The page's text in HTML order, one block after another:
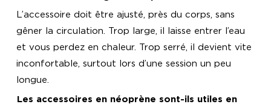
L’accessoire doit être ajusté, près du corps, sans
gêner la circulation. Trop large, il laisse entrer l’eau
et vous perdez en chaleur. Trop serré, il devient vite
inconfortable, surtout lors d’une session un peu
longue.
Les accessoires en néoprène sont-ils utiles en